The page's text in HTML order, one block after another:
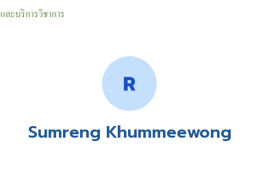
Sumreng Khummeewong